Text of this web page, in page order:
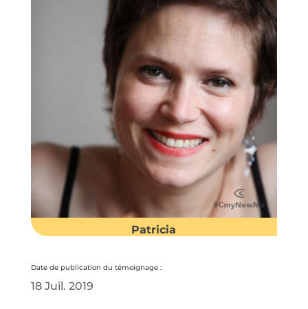
Patricia
Date de publication du témoignage :
18 Juil. 2019